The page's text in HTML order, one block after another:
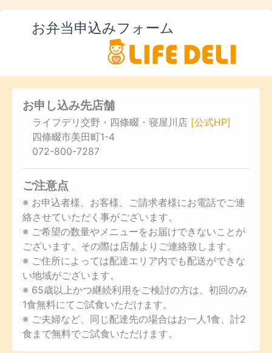
お弁当申込みフォーム
お申し込み先店舗
ライフデリ交野・四條畷・寝屋川店 [公式HP]
四條畷市美田町1-4
072-800-7287
ご注意点
※ お申込者様、お客様、ご請求者様にお電話でご連
絡させていただく事がございます。
※ ご希望の数量やメニューをお届けできないことが
ございます。その際は店舗よりご連絡致します。
※ ご住所によっては配達エリア内でも配送ができな
い地域がございます。
※ 65歳以上かつ継続利用をご検討の方は、初回のみ
1食無料にてご試食いただけます。
※ ご夫婦など、同じ配達先の場合はお一人1食、計2
食まで無料でご試食いただけます。